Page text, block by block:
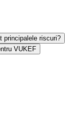
principalele riscuri?
VUKEF